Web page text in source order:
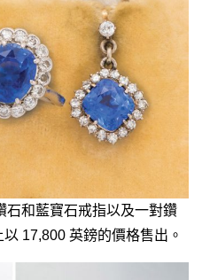
石和藍寶石戒指以及一對鑽
17,800 英鎊的價格售出。